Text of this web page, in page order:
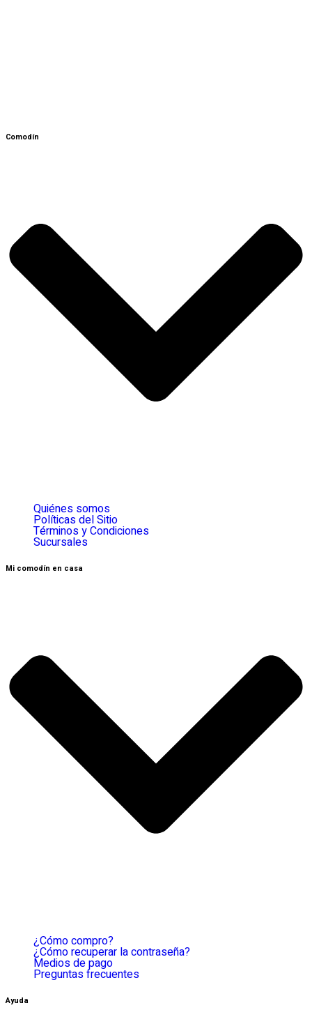
Comodín
Quiénes somos
Políticas del Sitio
Términos y Condiciones
Sucursales
Mi comodín en casa
¿Cómo compro?
¿Cómo recuperar la contraseña?
Medios de pago
Preguntas frecuentes
Ayuda